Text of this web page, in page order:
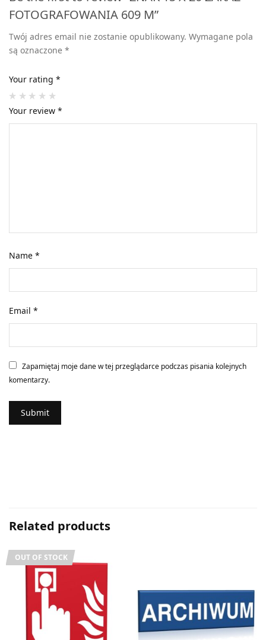
FOTOGRAFOWANIA 609 M”
Twój adres email nie zostanie opublikowany. Wymagane pola
są oznaczone*
Your rating *
Your review*
Name*
Email*
Zapamiętaj moje dane w tej przeglądarce podczas pisania kolejnych
komentarzy.
Related products
OUT OF STOCK